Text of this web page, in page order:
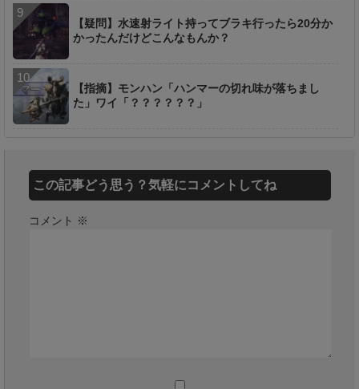
【疑問】水速射ライト持ってブラキ行ったら20分か
かったんだけどこんなもんか？
【指摘】モンハン「ハンマーの切れ味が落ちまし
た」ワイ「？？？？？？」
この記事どう思う？気軽にコメントしてね
コメント ※